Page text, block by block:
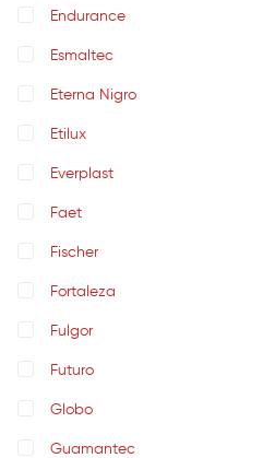
Endurance
Esmaltec
Eterna Nigro
Etilux
Everplast
Faet
Fischer
Fortaleza
Fulgor
Futuro
Globo
Guamantec